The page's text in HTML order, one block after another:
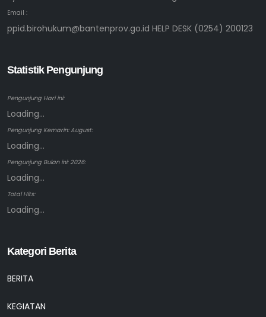
Email :
ppid.birohukum@bantenprov.go.id HELP DESK (0254) 200123
Statistik Pengunjung
Pengunjung Hari ini:
Loading...
Pengunjung Kemarin: August:
Loading...
Pengunjung Bulan ini: 2026:
Loading...
Total Hits:
Loading...
Kategori Berita
BERITA
KEGIATAN